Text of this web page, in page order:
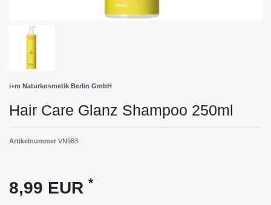
i+m Naturkosmetik Berlin GmbH
Hair Care Glanz Shampoo 250ml
Artikelnummer VN983
8,99 EUR *